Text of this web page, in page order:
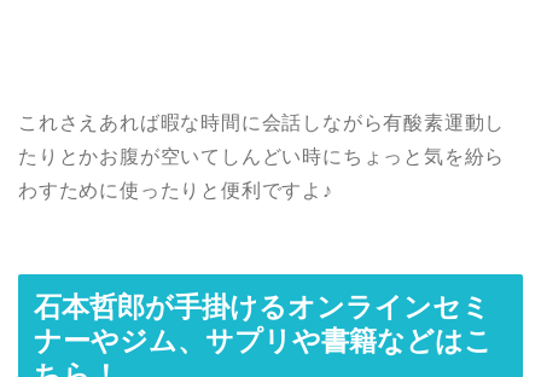
これさえあれば暇な時間に会話しながら有酸素運動し
たりとかお腹が空いてしんどい時にちょっと気を紛ら
わすために使ったりと便利ですよ♪
石本哲郎が手掛けるオンラインセミ
ナーやジム、サプリや書籍などはこ